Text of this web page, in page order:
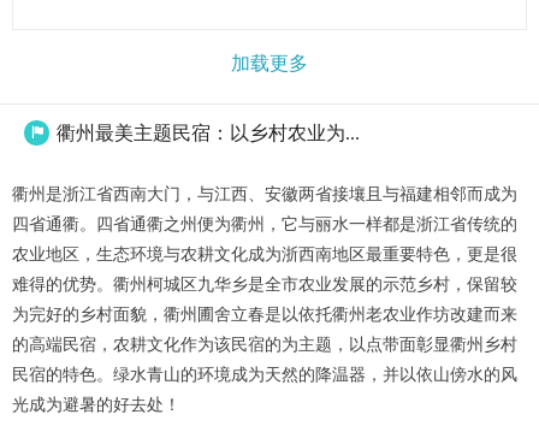
加载更多
 衢州最美主题民宿：以乡村农业为...
衢州是浙江省西南大门，与江西、安徽两省接壤且与福建相邻而成为
四省通衢。四省通衢之州便为衢州，它与丽水一样都是浙江省传统的
农业地区，生态环境与农耕文化成为浙西南地区最重要特色，更是很
难得的优势。衢州柯城区九华乡是全市农业发展的示范乡村，保留较
为完好的乡村面貌，衢州圃舍立春是以依托衢州老农业作坊改建而来
的高端民宿，农耕文化作为该民宿的为主题，以点带面彰显衢州乡村
民宿的特色。绿水青山的环境成为天然的降温器，并以依山傍水的风
光成为避暑的好去处！